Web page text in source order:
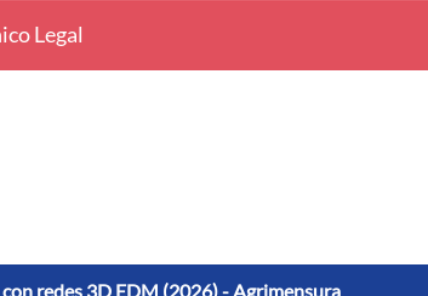
Legal
redes 3D EDM (2026) - Agrimensura